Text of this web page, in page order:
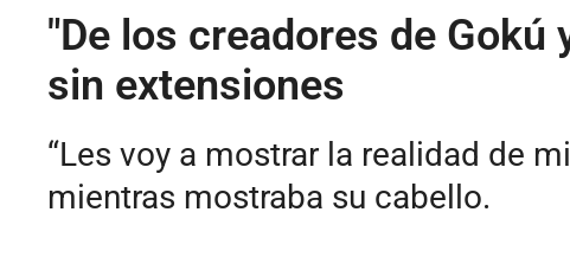
"De los creadores de
sin extensiones
“Les voy a mostrar la realidad de
mientras mostraba su cabello.